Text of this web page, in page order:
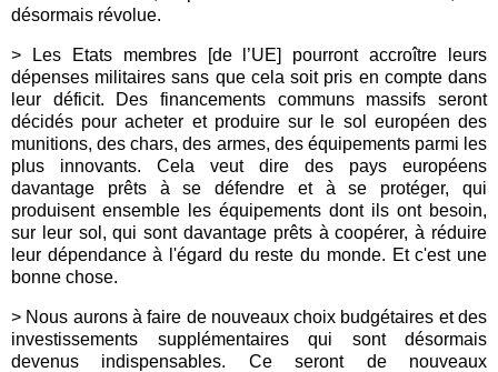
désormais révolue.
> Les Etats membres [de l’UE] pourront accroître leurs
dépenses militaires sans que cela soit pris en compte dans
leur déficit. Des financements communs massifs seront
décidés pour acheter et produire sur le sol européen des
munitions, des chars, des armes, des équipements parmi les
plus innovants. Cela veut dire des pays européens
davantage prêts à se défendre et à se protéger, qui
produisent ensemble les équipements dont ils ont besoin,
sur leur sol, qui sont davantage prêts à coopérer, à réduire
leur dépendance à l'égard du reste du monde. Et c'est une
bonne chose.
> Nous aurons à faire de nouveaux choix budgétaires et des
investissements supplémentaires qui sont désormais
devenus indispensables. Ce seront de nouveaux